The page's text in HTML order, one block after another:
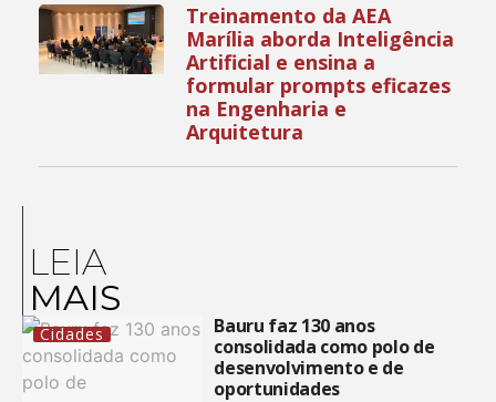
Treinamento da AEA
Marília aborda Inteligência
Artificial e ensina a
formular prompts eficazes
na Engenharia e
Arquitetura
LEIA
MAIS
Cidades
Bauru faz 130 anos
consolidada como polo de
desenvolvimento e de
oportunidades